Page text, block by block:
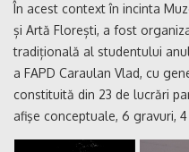
În acest contextîn incinta
și Artă Florești, a fost
tradițională al studentului
a FAPD Caraulan Vlad, cu
constituită din 23 de lucrări
afişe conceptuale, 6 gravuri,